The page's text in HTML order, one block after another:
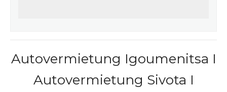
Autovermietung Igoumenitsa I
Autovermietung Sivota I